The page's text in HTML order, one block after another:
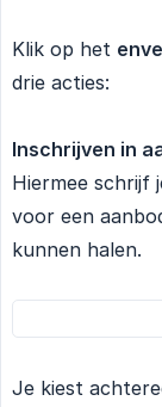
Klik op het
drie acties:
Inschrijven in
Hiermee schrijf
voor een
kunnen halen.
Je kiest